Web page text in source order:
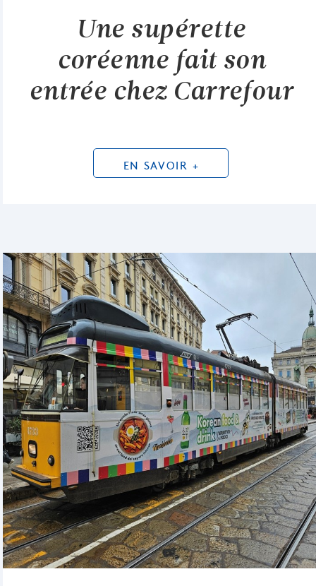
Une supérette
coréenne fait son
entrée chez Carrefour
EN SAVOIR +